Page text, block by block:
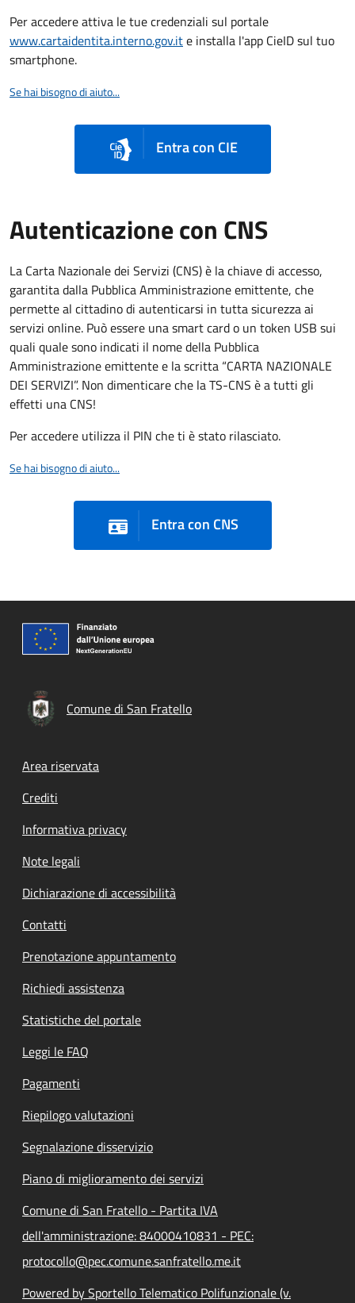
Per accedere attiva le tue credenziali sul portale
www.cartaidentita.interno.gov.ite installa l'app CieID sul tuo
smartphone.
Se hai bisogno di aiuto...
Entra con CIE
Autenticazione con CNS
La Carta Nazionale dei Servizi (CNS) è la chiave di accesso,
garantita dalla Pubblica Amministrazione emittente, che
permette al cittadino di autenticarsi in tutta sicurezza ai
servizi online. Può essere una smart card o un token USB sui
quali quale sono indicati il nome della Pubblica
Amministrazione emittente e la scritta “CARTA NAZIONALE
DEI SERVIZI”. Non dimenticare che la TS-CNS è a tutti gli
effetti una CNS!
Per accedere utilizza il PIN che ti è stato rilasciato.
Se hai bisogno di aiuto...
Entra con CNS
Comune di San Fratello
Footer menu
Area riservata
Crediti
Informativa privacy
Note legali
Dichiarazione di accessibilità
Contatti
Prenotazione appuntamento
Richiedi assistenza
Statistiche del portale
Leggi le FAQ
Pagamenti
Riepilogo valutazioni
Segnalazione disservizio
Piano di miglioramento dei servizi
Comune di San Fratello - Partita IVA
dell'amministrazione: 84000410831 - PEC:
protocollo@pec.comune.sanfratello.me.it
Powered by Sportello Telematico Polifunzionale (v.